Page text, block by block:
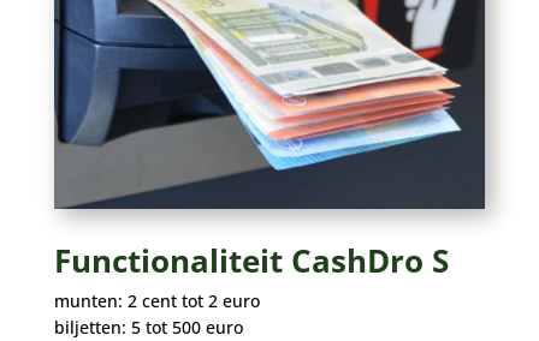
Functionaliteit CashDro S
munten: 2 cent tot 2 euro
biljetten: 5 tot 500 euro